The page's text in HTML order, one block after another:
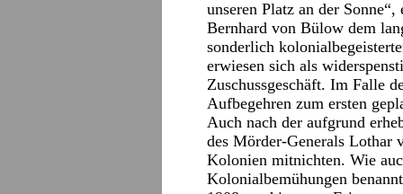
unseren Platz an der
Bernhard von Bülow dem
sonderlich
erwiesen sich als
Zuschussgeschäft. Im Falle
Aufbegehren zum ersten
Auch nach der aufgrund
des Mörder-Generals Lothar
Kolonien mitnichten. Wie
Kolonialbemühungen